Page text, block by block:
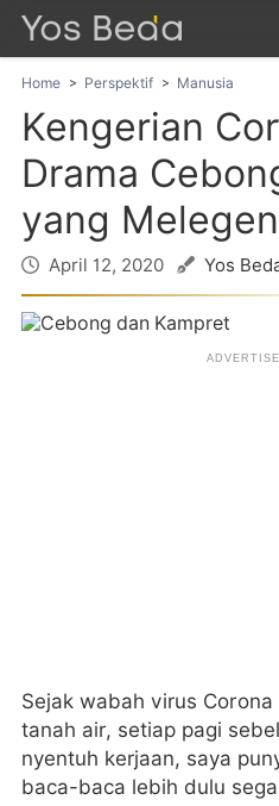
Home Perspektif Manusia
Kengerian
Drama
yang
April 12, 2020 Yos
Sejak wabah virus
tanah air, setiap pagi
nyentuh kerjaan, saya
baca-baca lebih dulu